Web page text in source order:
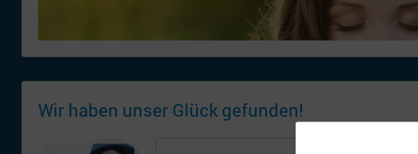
Wir haben unser Glück gefunden!